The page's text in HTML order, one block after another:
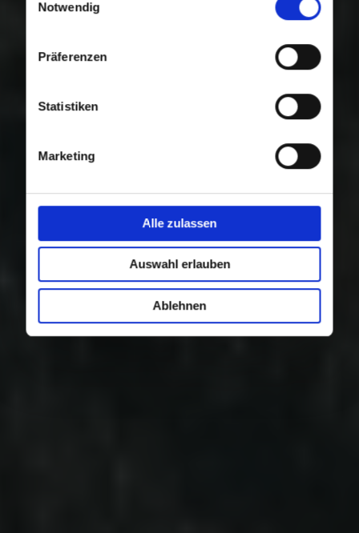
Nutzung der Dienste gesammelt haben.
Notwendig
Präferenzen
Statistiken
Marketing
Alle zulassen
Auswahl erlauben
Ablehnen